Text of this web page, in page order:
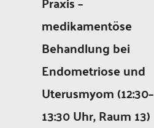
medikamentöse
Behandlung bei
Endometriose und
Uterusmyom (12:30–
13:30 Uhr, Raum 13)